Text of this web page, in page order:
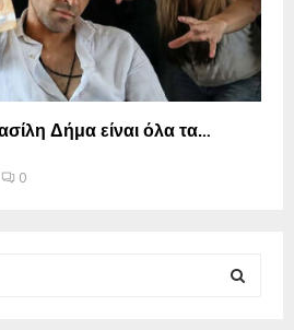
Δήμα είναι όλα τα…
0